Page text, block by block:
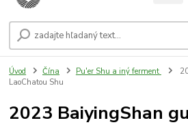
Úvod Čína Pu'er Shu a iný ferment
LaoChatou Shu
2023 BaiyingShan